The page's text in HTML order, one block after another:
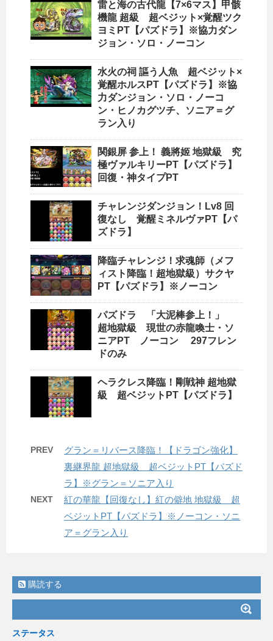
雷と海の古代龍【7×6マス】甲骸
機龍 超級 超ベジット×覚醒ツク
ヨミPT【パズドラ】※協力ダン
ジョン・ソロ・ノーコン
水火の祠 謳う人魚 超ベジット×
覚醒ホルスPT【パズドラ】※協
力ダンジョン・ソロ・ノーコ
ン・ヒノカグツチ、ソニア＝グ
ラン入り
関銀屏 参上！ 義將姬 地獄級 究
極ヴァルキリーPT【パズドラ】
回復・神タイプPT
チャレンジダンジョン！Lv8 回
復なし 覚醒ミネルヴァPT【パ
ズドラ】
降臨チャレンジ！求魂師（メフ
ィスト降臨！超地獄級）サクヤ
PT【パズドラ】※ノーコン
パズドラ 「大泥棒参上！」
超地獄級 現世の赤龍喚士・ソ
ニアPT ノーコン 297フレン
ドのみ
ヘラクレス降臨！剛戦神 超地獄
級 超ベジットPT【パズドラ】
PREV
グラン＝リバース降臨！【ドラゴン強化】
裏継界龍 超地獄級 超ベジットPT【パズド
ラ】※グラン＝ソニア入り
NEXT
紅の華龍【回復なし】紅の僻地 地獄級 超
ベジットPT【パズドラ】※ノーコン・ソニ
ア＝グラン入り
購読する
ステータス